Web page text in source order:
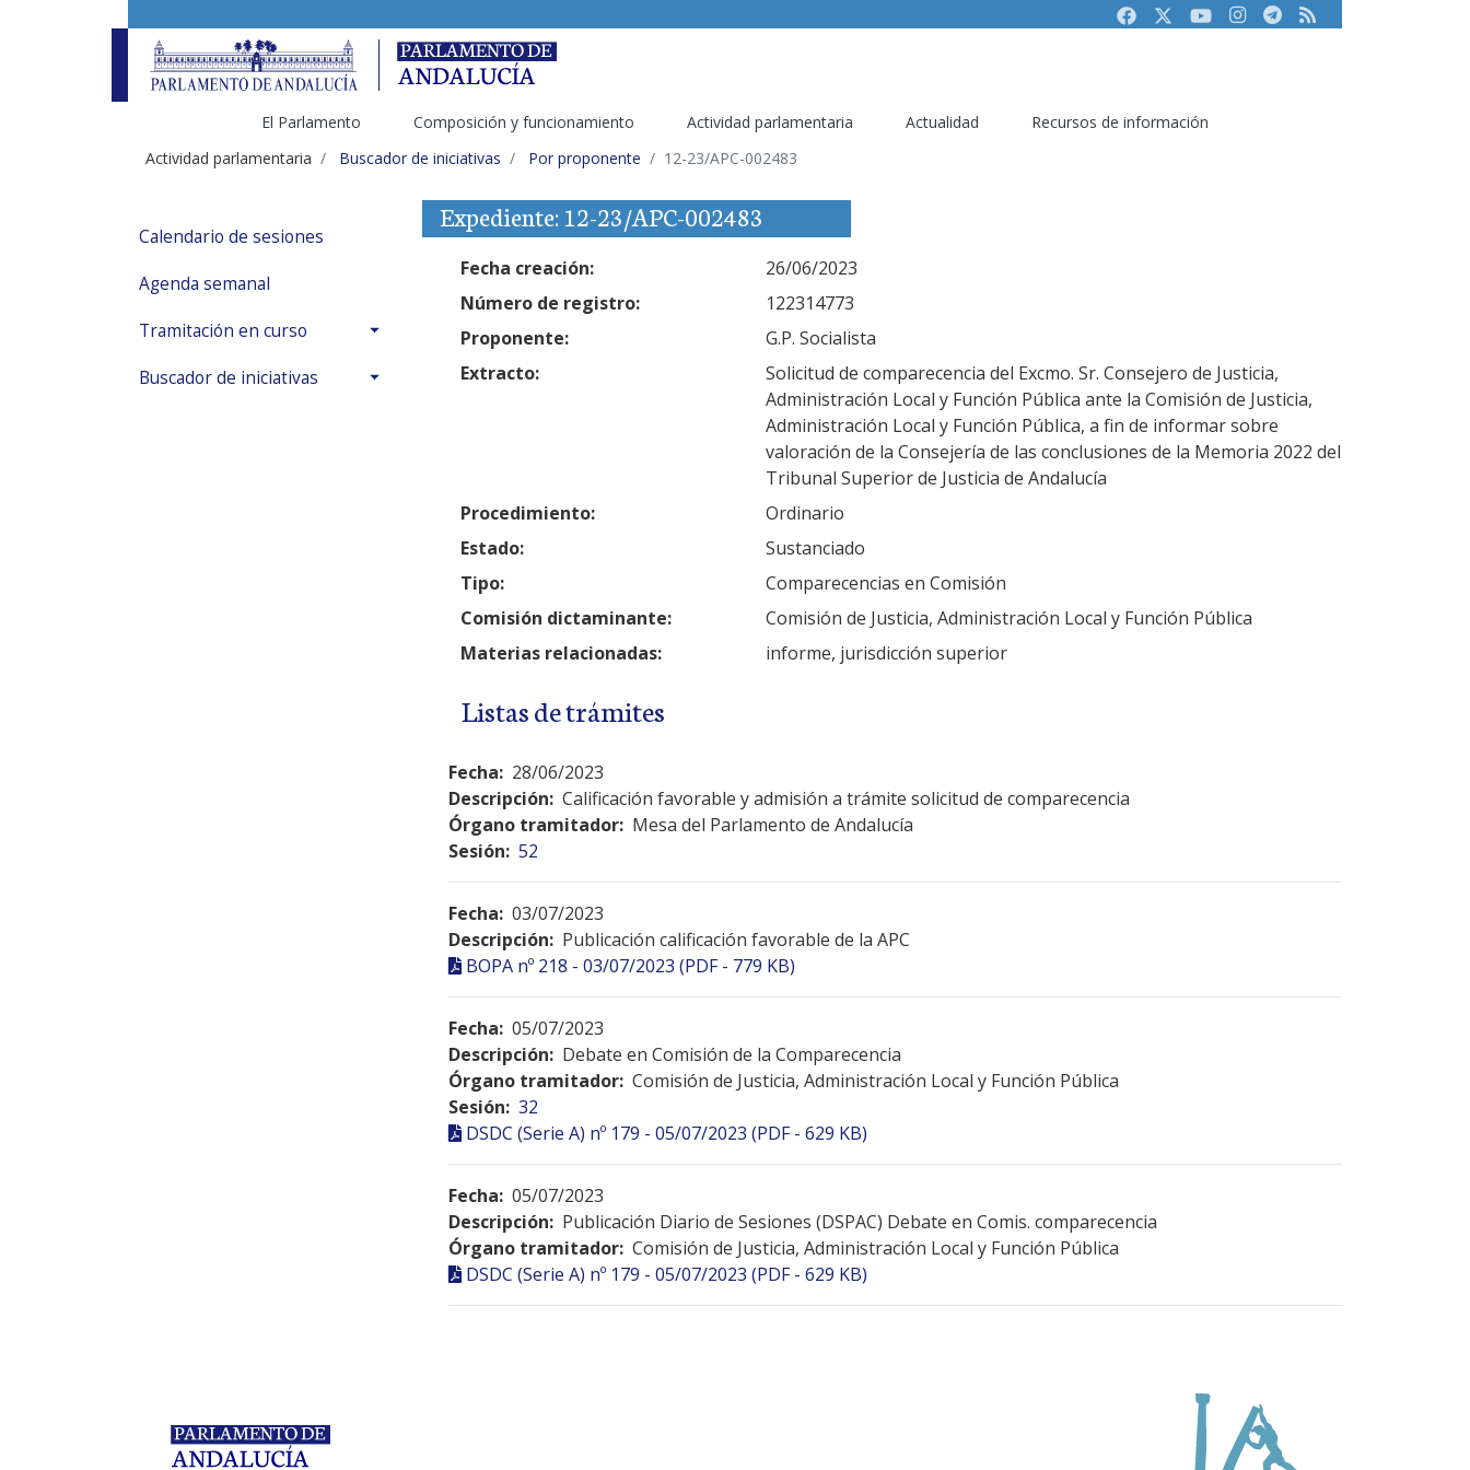
FacebookTwitterYoutubeInstagram
Telegram
RSS
El Parlamento Composición y funcionamiento Actividad parlamentaria Actualidad
Recursos de información
Actividad parlamentaria
Buscador de iniciativas Por proponente 12-23/APC-002483
Calendario de sesiones
Agenda semanal
Tramitación en curso
Buscador de iniciativas
Expediente: 12-23/APC-002483
Fecha creación:
26/06/2023
Número de registro:
122314773
Proponente:
G.P. Socialista
Extracto:
Solicitud de comparecencia del Excmo. Sr. Consejero de Justicia,
Administración Local y Función Pública ante la Comisión de Justicia,
Administración Local y Función Pública, a fin de informar sobre
valoración de la Consejería de las conclusiones de la Memoria 2022 del
Tribunal Superior de Justicia de Andalucía
Procedimiento:
Ordinario
Estado:
Sustanciado
Tipo:
Comparecencias en Comisión
Comisión dictaminante:
Comisión de Justicia, Administración Local y Función Pública
Materias relacionadas:
informe, jurisdicción superior
Listas de trámites
Fecha: 28/06/2023
Descripción: Calificación favorable y admisión a trámite solicitud de comparecencia
Órgano tramitador: Mesa del Parlamento de Andalucía
Sesión: 52
Fecha: 03/07/2023
Descripción: Publicación calificación favorable de la APC
BOPA nº 218 - 03/07/2023 (PDF - 779 KB)
Fecha: 05/07/2023
Descripción: Debate en Comisión de la Comparecencia
Órgano tramitador: Comisión de Justicia, Administración Local y Función Pública
Sesión: 32
DSDC (Serie A) nº 179 - 05/07/2023 (PDF - 629 KB)
Fecha: 05/07/2023
Descripción: Publicación Diario de Sesiones (DSPAC) Debate en Comis. comparecencia
Órgano tramitador: Comisión de Justicia, Administración Local y Función Pública
DSDC (Serie A) nº 179 - 05/07/2023 (PDF - 629 KB)